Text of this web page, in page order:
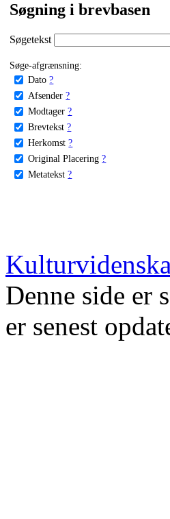
Søgning i brevbasen
Søgetekst
Søge-afgrænsning:
Dato ?
Afsender ?
Modtager ?
Brevtekst ?
Herkomst ?
Original Placering ?
Metatekst ?
Denne side er
er senest